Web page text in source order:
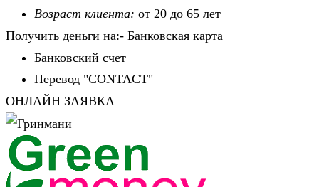
Возраст клиента: от 20 до 65 лет
Получить деньги на:- Банковская карта
Банковский счет
Перевод "CONTACT"
ОНЛАЙН ЗАЯВКА